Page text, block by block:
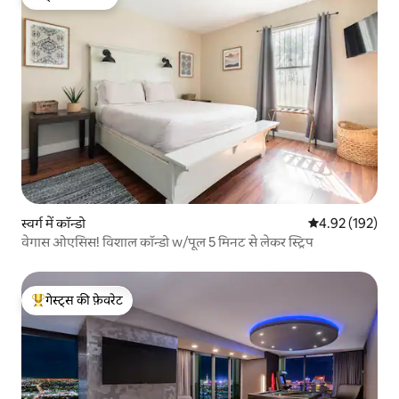
गेस्ट्स की फ़ेवरेट
स्वर्ग में कॉन्डो औसत रेटिंग 5 में से
4.92 (192)
वेगास ओएसिस! विशाल कॉन्डो w/पूल 5 मिनट से लेकर स्ट्रिप
गेस्ट्स का टॉप फ़ेवरेट
गेस्ट्स की फ़ेवरेट